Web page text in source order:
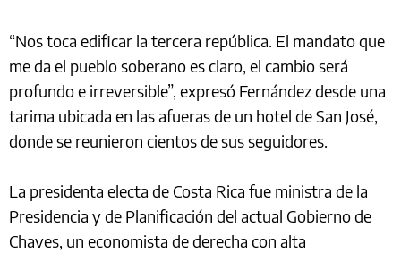
“Nos toca edificar la tercera república. El mandato que
me da el pueblo soberano es claro, el cambio será
profundo e irreversible”, expresó Fernández desde una
tarima ubicada en las afueras de un hotel de San José,
donde se reunieron cientos de sus seguidores.
La presidenta electa de Costa Rica fue ministra de la
Presidencia y de Planificación del actual Gobierno de
Chaves, un economista de derecha con alta